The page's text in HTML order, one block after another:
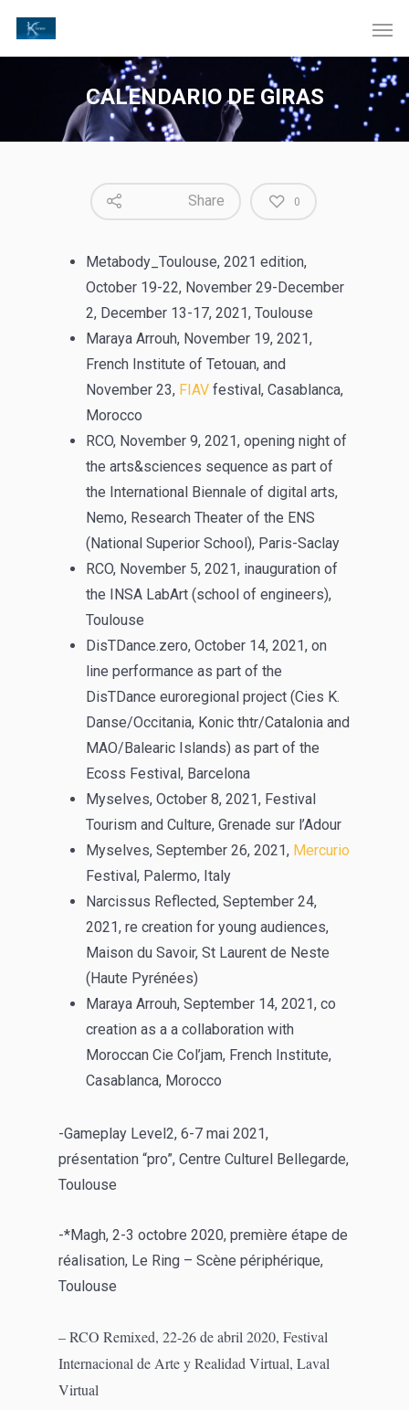
CALENDARIO DE GIRAS
Share 0
Metabody_Toulouse, 2021 edition,
October 19-22, November 29-December
2, December 13-17, 2021, Toulouse
Maraya Arrouh, November 19, 2021,
French Institute of Tetouan, and
November 23, FIAV festival, Casablanca,
Morocco
RCO, November 9, 2021, opening night of
the arts&sciences sequence as part of
the International Biennale of digital arts,
Nemo, Research Theater of the ENS
(National Superior School), Paris-Saclay
RCO, November 5, 2021, inauguration of
the INSA LabArt (school of engineers),
Toulouse
DisTDance.zero, October 14, 2021, on
line performance as part of the
DisTDance euroregional project (Cies K.
Danse/Occitania, Konic thtr/Catalonia and
MAO/Balearic Islands) as part of the
Ecoss Festival, Barcelona
Myselves, October 8, 2021, Festival
Tourism and Culture, Grenade sur l’Adour
Myselves, September 26, 2021, Mercurio
Festival, Palermo, Italy
Narcissus Reflected, September 24,
2021, re creation for young audiences,
Maison du Savoir, St Laurent de Neste
(Haute Pyrénées)
Maraya Arrouh, September 14, 2021, co
creation as a a collaboration with
Moroccan Cie Col’jam, French Institute,
Casablanca, Morocco
-Gameplay Level2, 6-7 mai 2021,
présentation “pro”, Centre Culturel Bellegarde,
Toulouse
-*Magh, 2-3 octobre 2020, première étape de
réalisation, Le Ring – Scène périphérique,
Toulouse
– RCO Remixed, 22-26 de abril 2020, Festival
Internacional de Arte y Realidad Virtual, Laval
Virtual